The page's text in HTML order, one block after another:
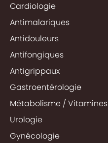
Cardiologie
Antimalariques
Antidouleurs
Antifongiques
Antigrippaux
Gastroentérologie
Métabolisme / Vitamines
Urologie
Gynécologie